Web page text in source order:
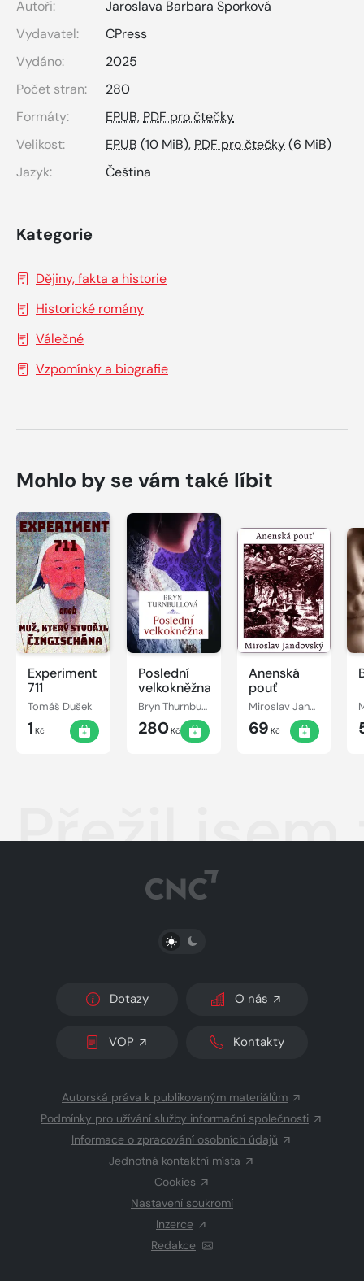
Autoři:
Jaroslava Barbara Sporková
Vydavatel:
CPress
Vydáno:
2025
Počet stran:
280
Formáty:
EPUB,PDF pro čtečky
Velikost:
EPUB (10 MiB),PDF pro čtečky(6 MiB)
Jazyk:
Čeština
Kategorie
Dějiny, fakta a historie
Historické romány
Válečné
Vzpomínky a biografie
Mohlo by se vám také líbit
Experiment
711
Tomáš Dušek
1 Kč
Poslední
velkokněžna
Bryn Thurnbullová
280Kč
Anenská
pouť
Miroslav Jandovský
69 Kč
Přežil
PŘEPNOUT SVĚTLÝ/TMAVÝ REŽIM
Dotazy O nás
VOP Kontakty
Autorská práva k publikovaným materiálům
Podmínky pro užívání služby informační společnosti
Informace o zpracování osobních údajů
Jednotná kontaktní místa
Cookies
Nastavení soukromí
Inzerce
Redakce